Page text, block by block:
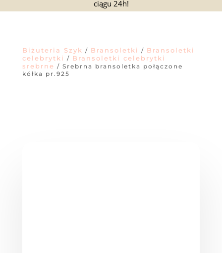
ciągu 24h!
Biżuteria Szyk / Bransoletki / Bransoletki
celebrytki / Bransoletki celebrytki
srebrne / Srebrna bransoletka połączone
kółka pr.925